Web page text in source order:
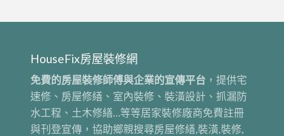
HouseFix房屋裝修網
免費的房屋裝修師傅與企業的宣傳平台 ，提供宅
速修、房屋修繕、室內裝修、裝潢設計、抓漏防
水工程、土木修繕…等等居家裝修廠商免費註冊
與刊登宣傳，協助鄉親搜尋房屋修繕,裝潢,裝修,